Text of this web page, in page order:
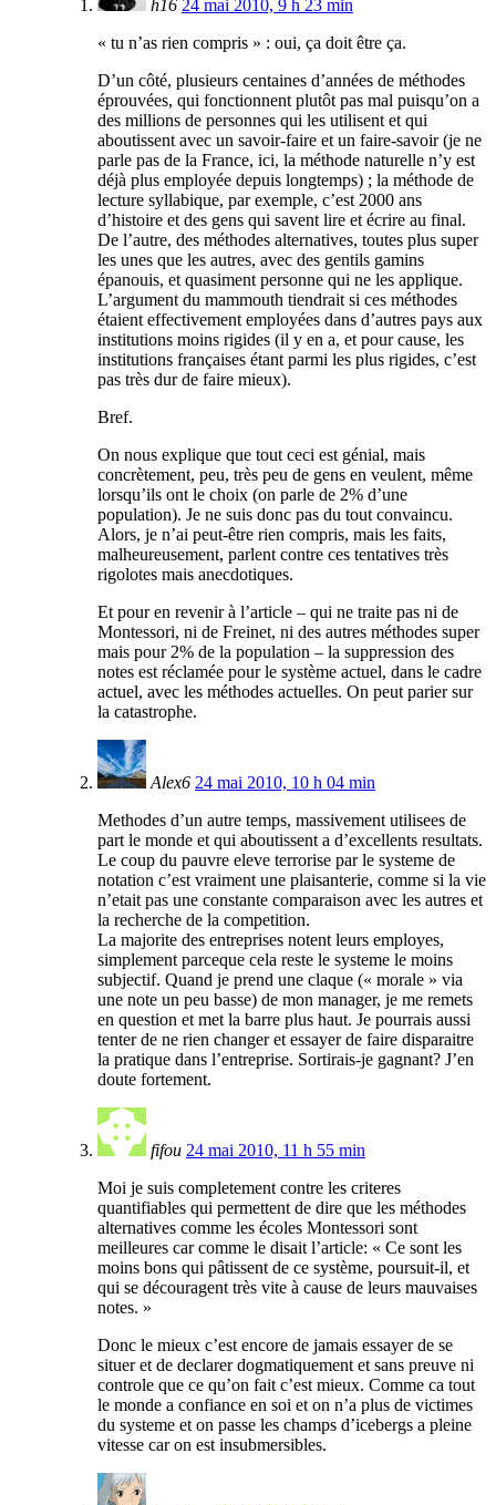
h16 24 mai 2010, 9 h 23 min
« tu n’as rien compris » : oui, ça doit être ça.
D’un côté, plusieurs centaines d’années de méthodes
éprouvées, qui fonctionnent plutôt pas mal puisqu’on a
des millions de personnes qui les utilisent et qui
aboutissent avec un savoir-faire et un faire-savoir (je ne
parle pas de la France, ici, la méthode naturelle n’y est
déjà plus employée depuis longtemps) ; la méthode de
lecture syllabique, par exemple, c’est 2000 ans
d’histoire et des gens qui savent lire et écrire au final.
De l’autre, des méthodes alternatives, toutes plus super
les unes que les autres, avec des gentils gamins
épanouis, et quasiment personne qui ne les applique.
L’argument du mammouth tiendrait si ces méthodes
étaient effectivement employées dans d’autres pays aux
institutions moins rigides (il y en a, et pour cause, les
institutions françaises étant parmi les plus rigides, c’est
pas très dur de faire mieux).
Bref.
On nous explique que tout ceci est génial, mais
concrètement, peu, très peu de gens en veulent, même
lorsqu’ils ont le choix (on parle de 2% d’une
population). Je ne suis donc pas du tout convaincu.
Alors, je n’ai peut-être rien compris, mais les faits,
malheureusement, parlent contre ces tentatives très
rigolotes mais anecdotiques.
Et pour en revenir à l’article – qui ne traite pas ni de
Montessori, ni de Freinet, ni des autres méthodes super
mais pour 2% de la population – la suppression des
notes est réclamée pour le système actuel, dans le cadre
actuel, avec les méthodes actuelles. On peut parier sur
la catastrophe.
Alex6 24 mai 2010, 10 h 04 min
Methodes d’un autre temps, massivement utilisees de
part le monde et qui aboutissent a d’excellents resultats.
Le coup du pauvre eleve terrorise par le systeme de
notation c’est vraiment une plaisanterie, comme si la vie
n’etait pas une constante comparaison avec les autres et
la recherche de la competition.
La majorite des entreprises notent leurs employes,
simplement parceque cela reste le systeme le moins
subjectif. Quand je prend une claque (« morale » via
une note un peu basse) de mon manager, je me remets
en question et met la barre plus haut. Je pourrais aussi
tenter de ne rien changer et essayer de faire disparaitre
la pratique dans l’entreprise. Sortirais-je gagnant? J’en
doute fortement.
fifou 24 mai 2010, 11 h 55 min
Moi je suis completement contre les criteres
quantifiables qui permettent de dire que les méthodes
alternatives comme les écoles Montessori sont
meilleures car comme le disait l’article: « Ce sont les
moins bons qui pâtissent de ce système, poursuit-il, et
qui se découragent très vite à cause de leurs mauvaises
notes. »
Donc le mieux c’est encore de jamais essayer de se
situer et de declarer dogmatiquement et sans preuve ni
controle que ce qu’on fait c’est mieux. Comme ca tout
le monde a confiance en soi et on n’a plus de victimes
du systeme et on passe les champs d’icebergs a pleine
vitesse car on est insubmersibles.